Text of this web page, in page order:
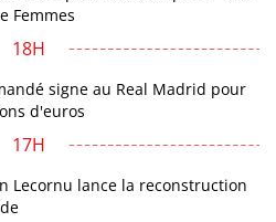
Femmes
18H
signe au Real Madrid pour
d'euros
17H
Lecornu lance la reconstruction